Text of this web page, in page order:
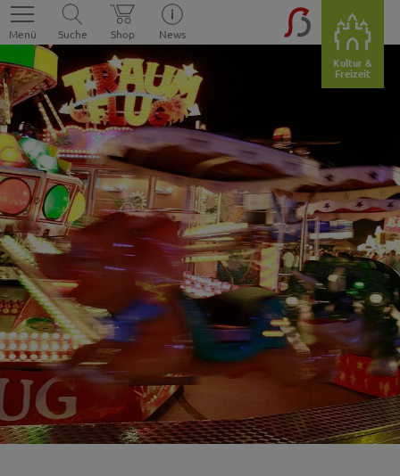
Menü Suche Shop
News
Kultur &
Freizeit